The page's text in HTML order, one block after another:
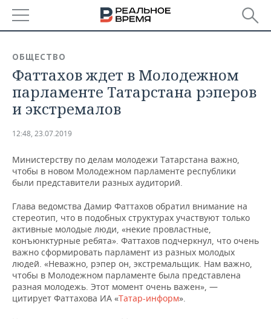
БАШКОРТОСТАН
ТАТАРСТАН
НОВОСТИ
АНАЛИТИКА
ДЕКЛАРАЦИИ О ДОХОДАХ
КОРОЛИ ГОСЗАКАЗА ПФО
ВУЗЫ ТАТАРСТАНА
КОМУ ПРИНАДЛЕЖАТ
ТОРГОВЫЕ ЦЕНТРЫ
ТАТАРСТАНА
НОВОСТИ ЭКОНОМИКИ
ФИНАНСЫ
БАНКИ
БЮДЖЕТ
ИНВЕСТИЦИИ
ПРОМЫШЛЕННОСТЬ
НОВОСТИ
ПРОМЫШЛЕННОСТИ
АГРОПРОМ
МАШИНОСТРОЕНИЕ
НЕФТЕХИМИЯ
НЕФТЬ
НЕДВИЖИМОСТЬ
НОВОСТИ НЕДВИЖИМОСТИ
АВТО
НОВОСТИ АВТО
БИЗНЕС
НОВОСТИ БИЗНЕСА
РОЗНИЧНАЯ ТОРГОВЛЯ
ТЕХНОЛОГИИ
НОВОСТИ ТЕХНОЛОГИЙ
МЕРОПРИЯТИЯ
ОБЩЕСТВО
Фаттахов ждет в Молодежном
парламенте Татарстана рэперов
и экстремалов
12:48, 23.07.2019
Министерству по делам молодежи Татарстана важно,
чтобы в новом Молодежном парламенте республики
были представители разных аудиторий.
Глава ведомства Дамир Фаттахов обратил внимание на
стереотип, что в подобных структурах участвуют только
активные молодые люди, «некие провластные,
конъюнктурные ребята». Фаттахов подчеркнул, что очень
важно сформировать парламент из разных молодых
людей. «Неважно, рэпер он, экстремальщик. Нам важно,
чтобы в Молодежном парламенте была представлена
разная молодежь. Этот момент очень важен», —
цитирует Фаттахова ИА «Татар-информ».